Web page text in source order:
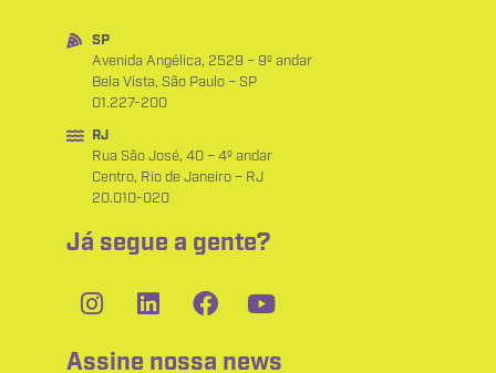
SP
Avenida Angélica, 2529 – 9º andar
Bela Vista, São Paulo – SP
01.227-200
RJ
Rua São José, 40 – 4º andar
Centro, Rio de Janeiro – RJ
20.010-020
Já segue a gente?
Assine nossa news